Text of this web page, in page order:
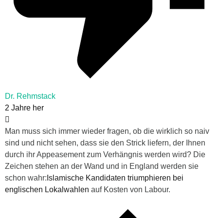
Dr. Rehmstack
2 Jahre her
Man muss sich immer wieder fragen, ob die wirklich so naiv
sind und nicht sehen, dass sie den Strick liefern, der Ihnen
durch ihr Appeasement zum Verhängnis werden wird? Die
Zeichen stehen an der Wand und in England werden sie
schon wahr: Islamische Kandidaten triumphieren bei
englischen Lokalwahlen auf Kosten von Labour.